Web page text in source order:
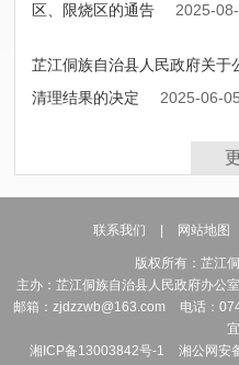
区、限烧区的通告
2025-
芷江侗族自治县人民政府关于
清理结果的决定
2025-06-05
联系我们 网站地图
版权所有：芷江
主办：芷江侗族自治县人民政府办公室
邮箱：zjdzzwb@163.com
电话：
宜
湘ICP备13003842号-1
湘公网安